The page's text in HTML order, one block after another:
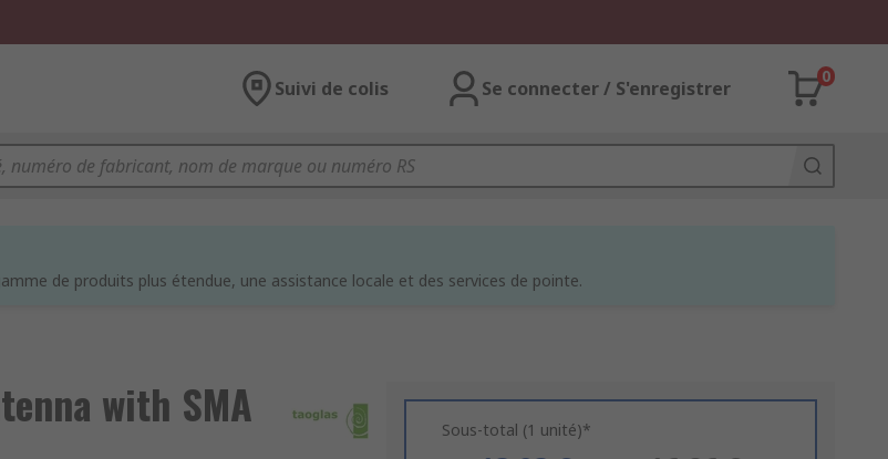
Suivi de colis Se connecter / S'enregistrer
0
de produits plus étendue, une assistance locale et des services de pointe.
with SMA Sous-total (1 unité)*